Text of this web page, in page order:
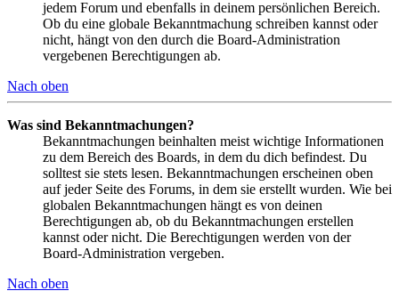
jedem Forum und ebenfalls in deinem persönlichen Bereich.
Ob du eine globale Bekanntmachung schreiben kannst oder
nicht, hängt von den durch die Board-Administration
vergebenen Berechtigungen ab.
Nach oben
Was sind Bekanntmachungen?
Bekanntmachungen beinhalten meist wichtige Informationen
zu dem Bereich des Boards, in dem du dich befindest. Du
solltest sie stets lesen. Bekanntmachungen erscheinen oben
auf jeder Seite des Forums, in dem sie erstellt wurden. Wie bei
globalen Bekanntmachungen hängt es von deinen
Berechtigungen ab, ob du Bekanntmachungen erstellen
kannst oder nicht. Die Berechtigungen werden von der
Board-Administration vergeben.
Nach oben